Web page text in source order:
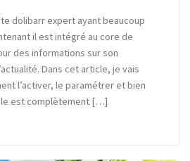
dolibarr expert ayant beaucoup
il est intégré au core de
des informations sur son
Dans cet article, je vais
l’activer, le paramétrer et bien
est complètement […]